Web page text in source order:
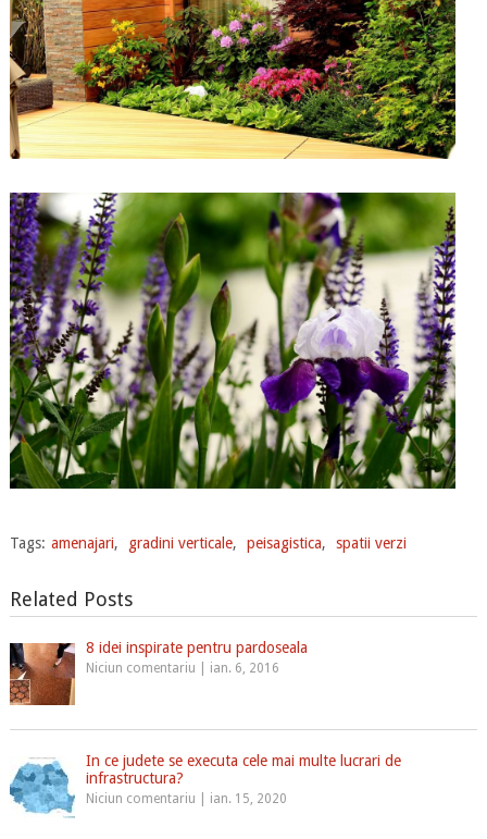
Tags: amenajari, gradini verticale, peisagistica, spatii verzi
Related Posts
8 idei inspirate pentru pardoseala
Niciun comentariu ian. 6, 2016
In ce judete se executa cele mai multe lucrari de
infrastructura?
Niciun comentariu ian. 15, 2020